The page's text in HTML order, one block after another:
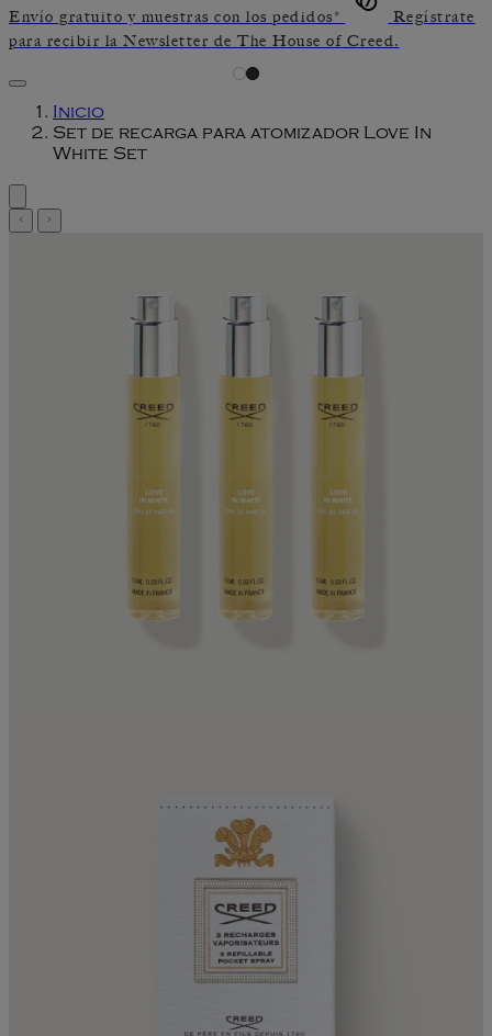
Envío gratuito y muestras con los pedidos*
Regístrate
para recibir la Newsletter de The House of Creed.
Inicio
Set de recarga para atomizador Love In
White Set